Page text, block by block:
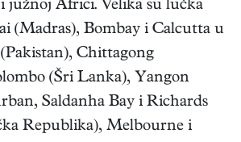
južnoj Africi. Velika su lučka
(Madras), Bombay i Calcutta u
Chittagong
(Šri Lanka), Yangon
Saldanha Bay i Richards
Republika), Melbourne i